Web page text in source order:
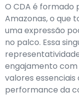
O CDA é formado
Amazonas, o que
uma expressão
no palco. Essa
engajamento
valores essenciais
performance da